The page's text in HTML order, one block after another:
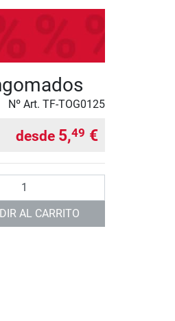
Nº Art. TF-TOG0125
desde 5,49 €
AL CARRITO